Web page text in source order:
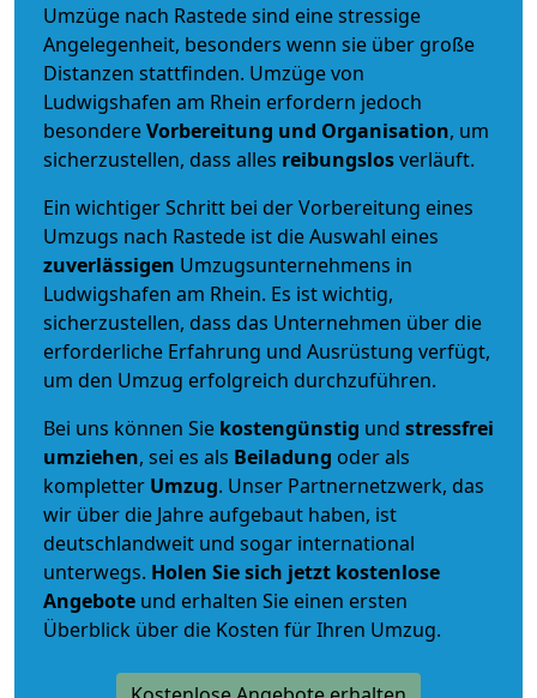
Umzüge nach Rastede sind eine stressige
Angelegenheit, besonders wenn sie über große
Distanzen stattfinden. Umzüge von
Ludwigshafen am Rhein erfordern jedoch
besondereVorbereitung und Organisation, um
sicherzustellen, dass alles reibungslosverläuft.
Ein wichtiger Schritt bei der Vorbereitung eines
Umzugs nach Rastede ist die Auswahl eines
zuverlässigen Umzugsunternehmens in
Ludwigshafen am Rhein. Es ist wichtig,
sicherzustellen, dass das Unternehmen über die
erforderliche Erfahrung und Ausrüstung verfügt,
um den Umzug erfolgreich durchzuführen.
Bei uns können Sie kostengünstig und stressfrei
umziehen, sei es als Beiladung oder als
kompletter Umzug. Unser Partnernetzwerk, das
wir über die Jahre aufgebaut haben, ist
deutschlandweit und sogar international
unterwegs. Holen Sie sich jetzt kostenlose
Angebote und erhalten Sie einen ersten
Überblick über die Kosten für Ihren Umzug.